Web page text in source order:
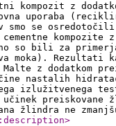
kompozit z
uporaba
smo se
so bili za
moka).
z dodatkom
nastalih
izlužitvenega
preiskovane
žlindra ne
>